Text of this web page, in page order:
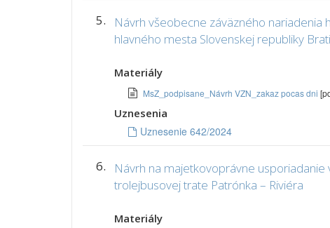
5.
Návrh všeobecne záväzného nariadenia
hlavného mesta Slovenskej republiky
Materiály
MsZ_podpisane_Návrh VZN_zakaz pocas dni
Uznesenia
Uznesenie 642/2024
6.
Návrh na majetkovoprávne usporiadanie
trolejbusovej trate Patrónka – Riviéra
Materiály